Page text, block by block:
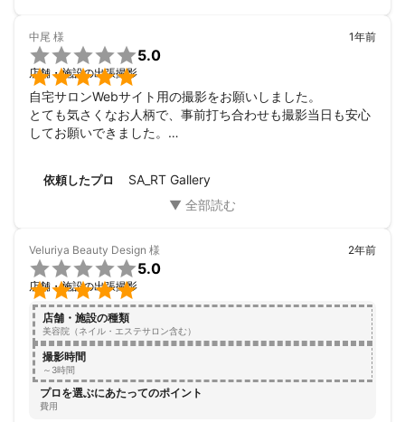
中尾 様


5.0
店舗・施設の出張撮影
1年前
自宅サロンWebサイト用の撮影をお願いしました。
とても気さくなお人柄で、事前打ち合わせも撮影当日も安心
してお願いできました。
依頼したプロ SA_RT Gallery
Veluriya Beauty Design 様


5.0
店舗・施設の出張撮影
2年前
店舗・施設の種類
美容院（ネイル・エステサロン含む）
撮影時間
～3時間
プロを選ぶにあたってのポイント
費用